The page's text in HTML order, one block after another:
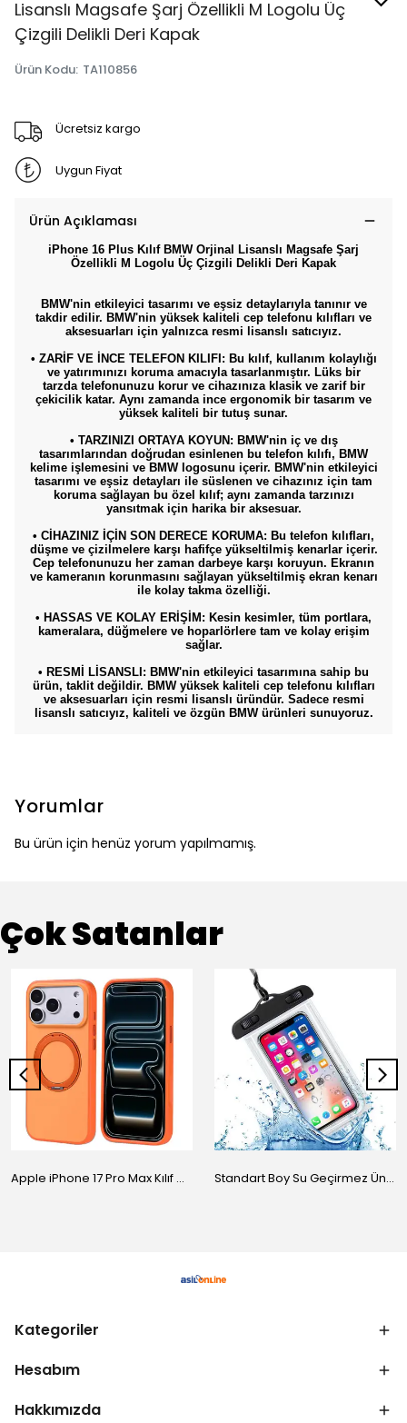
Lisanslı Magsafe Şarj Özellikli M Logolu Üç
Çizgili Delikli Deri Kapak
Ürün Kodu: TA110856
Ücretsiz kargo
Uygun Fiyat
Ürün Açıklaması
iPhone 16 Plus Kılıf BMW Orjinal Lisanslı Magsafe Şarj
Özellikli M Logolu Üç Çizgili Delikli Deri Kapak
BMW'nin etkileyici tasarımı ve eşsiz detaylarıyla tanınır ve
takdir edilir. BMW'nin yüksek kaliteli cep telefonu kılıfları ve
aksesuarları için yalnızca resmi lisanslı satıcıyız.
• ZARİF VE İNCE TELEFON KILIFI: Bu kılıf, kullanım kolaylığı
ve yatırımınızı koruma amacıyla tasarlanmıştır. Lüks bir
tarzda telefonunuzu korur ve cihazınıza klasik ve zarif bir
çekicilik katar. Aynı zamanda ince ergonomik bir tasarım ve
yüksek kaliteli bir tutuş sunar.
• TARZINIZI ORTAYA KOYUN: BMW'nin iç ve dış
tasarımlarından doğrudan esinlenen bu telefon kılıfı, BMW
kelime işlemesini ve BMW logosunu içerir. BMW'nin etkileyici
tasarımı ve eşsiz detayları ile süslenen ve cihazınız için tam
koruma sağlayan bu özel kılıf; aynı zamanda tarzınızı
yansıtmak için harika bir aksesuar.
• CİHAZINIZ İÇİN SON DERECE KORUMA: Bu telefon kılıfları,
düşme ve çizilmelere karşı hafifçe yükseltilmiş kenarlar içerir.
Cep telefonunuzu her zaman darbeye karşı koruyun. Ekranın
ve kameranın korunmasını sağlayan yükseltilmiş ekran kenarı
ile kolay takma özelliği.
• HASSAS VE KOLAY ERİŞİM: Kesin kesimler, tüm portlara,
kameralara, düğmelere ve hoparlörlere tam ve kolay erişim
sağlar.
• RESMİ LİSANSLI: BMW'nin etkileyici tasarımına sahip bu
ürün, taklit değildir. BMW yüksek kaliteli cep telefonu kılıfları
ve aksesuarları için resmi lisanslı üründür. Sadece resmi
lisanslı satıcıyız, kaliteli ve özgün BMW ürünleri sunuyoruz.
Yorumlar
Bu ürün için henüz yorum yapılmamış.
Çok Satanlar
Apple iPhone 17 Pro Max Kılıf M-Safe Şarj Özellikli Standlı Zore Proton Silikon Kapak Standart Boy Su Geçirmez Üniversal Kılıf
Kategoriler
Hesabım
Hakkımızda